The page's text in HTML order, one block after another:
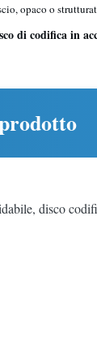
opaco o
di codifica in
disco